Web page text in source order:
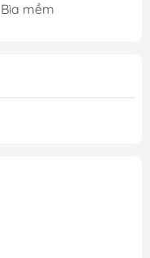
Bìa mềm